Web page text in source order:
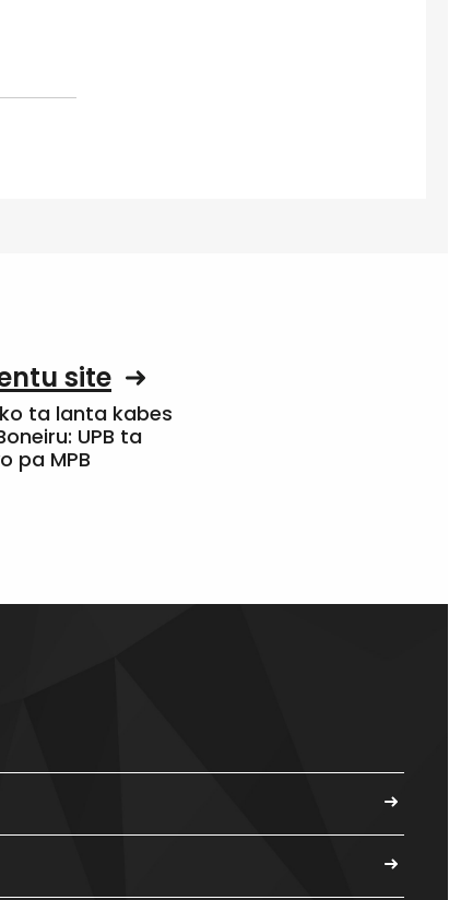
site
ta lanta kabes
UPB ta
pa MPB